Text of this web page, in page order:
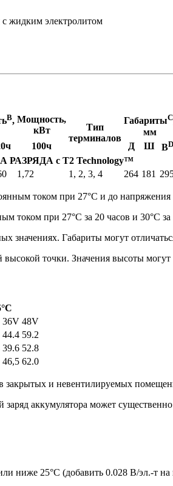
жидким электролитом
B, Мощ­ность,
кВт
Тип
тер­ми­на­лов
Га­ба­ри­тыC
мм
100ч Д Ш ВD
с T2 Technology™
1,72 1, 2, 3, 4 264 181
током при 27°C и до
током при 27°C за 20 часов и 30°C
значениях. Габариты могут
высокой точки. Значения высоты
36V 48V
44.4 59.2
39.6 52.8
46,5 62.0
закрытых и невентилируемых
аккумулятора может
ниже 25°C (добавить 0.028 В/эл.-т